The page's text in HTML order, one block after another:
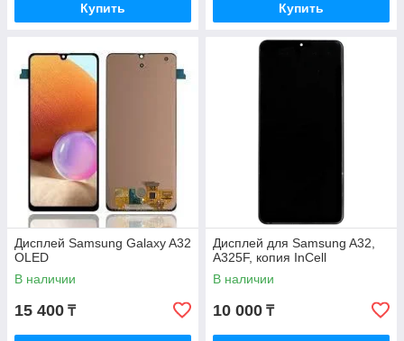
Купить Купить
Дисплей Samsung Galaxy A32
OLED
В наличии
15 400 ₸
Дисплей для Samsung A32,
A325F, копия InCell
В наличии
10 000 ₸